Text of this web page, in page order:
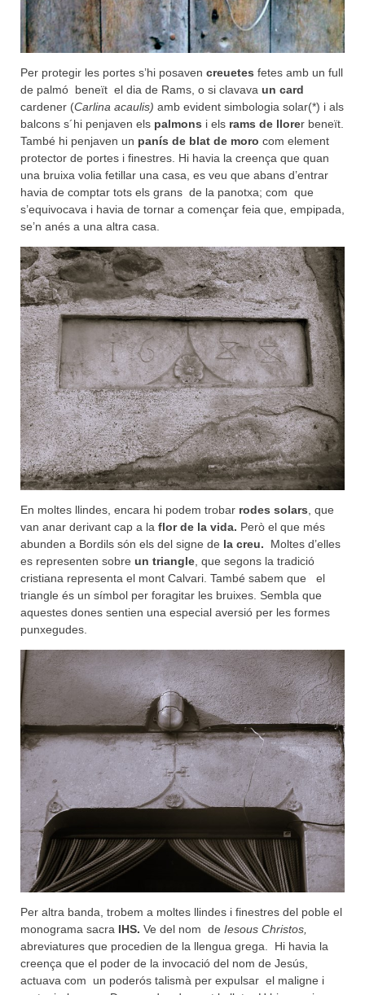
Per protegir les portes s’hi posaven creuetes fetes amb un full
de palmó beneït el dia de Rams, o si clavava un card
cardener (Carlina acaulis) amb evident simbologia solar(*) i als
balcons s´hi penjaven els palmons i els rams de llorer beneït.
També hi penjaven un panís de blat de moro com element
protector de portes i finestres. Hi havia la creença que quan
una bruixa volia fetillar una casa, es veu que abans d’entrar
havia de comptar tots els grans de la panotxa; com que
s’equivocava i havia de tornar a començar feia que, empipada,
se’n anés a una altra casa.
En moltes llindes, encara hi podem trobar rodes solars , que
van anar derivant cap a la flor de la vida. Però el que més
abunden a Bordils són els del signe de la creu.
Moltes d’elles
es representen sobre un triangle , que segons la tradició
cristiana representa el mont Calvari. També sabem que el
triangle és un símbol per foragitar les bruixes. Sembla que
aquestes dones sentien una especial aversió per les formes
punxegudes.
Per altra banda, trobem a moltes llindes i finestres del poble el
monograma sacra IHS. Ve del nom de Iesous Christos,
abreviatures que procedien de la llengua grega. Hi havia la
creença que el poder de la invocació del nom de Jesús,
actuava com un poderós talismà per expulsar el maligne i